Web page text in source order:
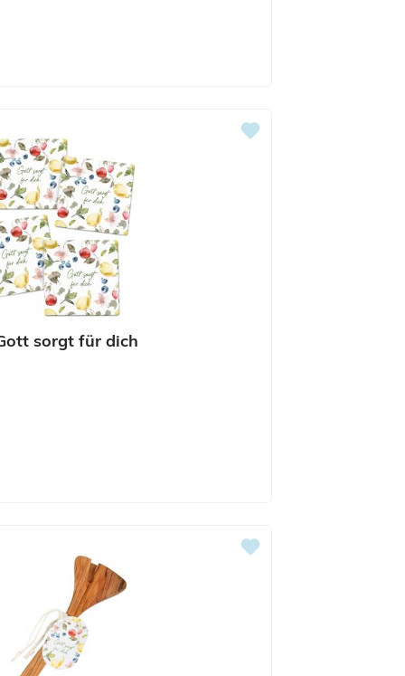
sorgt für dich